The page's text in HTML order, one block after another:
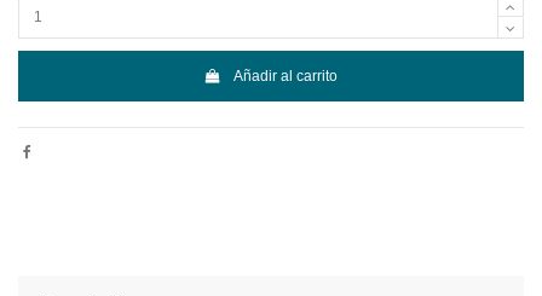
Añadir al carrito